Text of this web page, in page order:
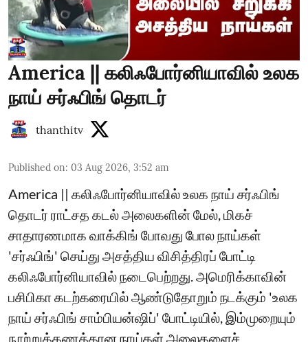
America || கலிஃபோர்னியாவில் உலக
நாய் சர்ஃபிங் தொடர்
thanthitv
Published on: 03 Aug 2026, 3:52 am
America || கலிஃபோர்னியாவில் உலக நாய் சர்ஃபிங்
தொடர் ராட்சத கடல் அலைகளின் மேல், மிகச்
சாதாரணமாக வாக்கிங் போவது போல நாய்கள்
'சர்ஃபிங்' செய்து அசத்திய விசித்திரப் போட்டி
கலிஃபோர்னியாவில் நடைபெற்றது. ​அமெரிக்காவின்
பசிபிகா கடற்கரையில் ஆண்டுதோறும் நடக்கும் 'உலக
நாய் சர்ஃபிங் சாம்பியன்ஷிப்' போட்டியில், இம்முறையும்
நூற்றுக்கணக்கான நாய்கள் அலைகளைச்